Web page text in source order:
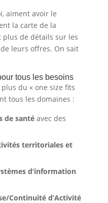
aiment avoir le
la carte de la
de détails sur les
leurs offres. On sait
tous les besoins
plus du « one size fits
tous les domaines :
de santéavec des
territoriales et
d’information
Continuité d’Activité